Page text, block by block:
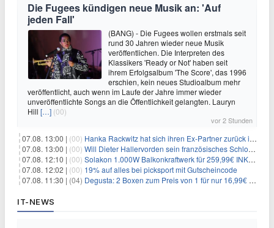
Die Fugees kündigen neue Musik an: 'Auf
jeden Fall'
(BANG) - Die Fugees wollen erstmals seit
rund 30 Jahren wieder neue Musik
veröffentlichen. Die Interpreten des
Klassikers 'Ready or Not' haben seit
ihrem Erfolgsalbum 'The Score', das 1996
erschien, kein neues Studioalbum mehr
veröffentlicht, auch wenn im Laufe der Jahre immer wieder
unveröffentlichte Songs an die Öffentlichkeit gelangten. Lauryn
Hill […] (00)
vor 2 Stunden
07.08. 13:00 | (00) Hanka Rackwitz hat sich ihren Ex-Partner zurück ins Haus geholt
07.08. 13:00 | (00) Will Dieter Hallervorden sein französisches Schloss verkaufen?
07.08. 12:10 | (00) Solakon 1.000W Balkonkraftwerk für 259,99€ INKL. VERSAND! 800W Wechselrichter, bifazial
07.08. 12:02 | (00) 19% auf alles bei picksport mit Gutscheincode
07.08. 11:30 | (04) Degusta: 2 Boxen zum Preis von 1 für nur 16,99€ inkl. Versand
IT-NEWS